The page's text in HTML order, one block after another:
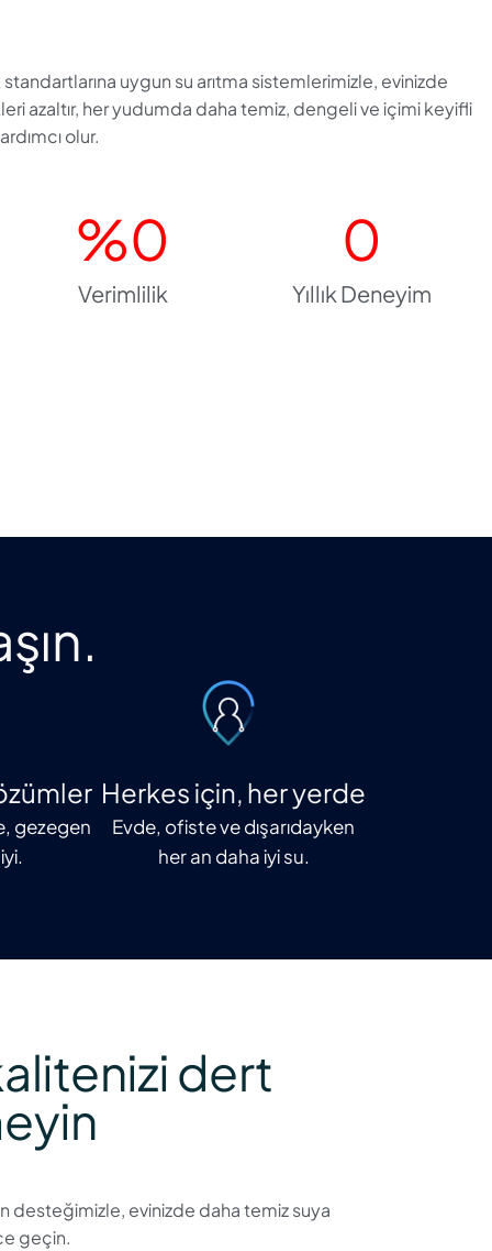
uygun su arıtma sistemlerimizle, evinizde
azaltır, her yudumda daha temiz, dengeli ve içimi keyifli
olur.
Verimlilik
%0
Yıllık Deneyim
0
gezegen
Herkes için, her yerde
Evde, ofiste ve dışarıdayken
her an daha iyi su.
dert
desteğimizle, evinizde daha temiz suya
geçin.